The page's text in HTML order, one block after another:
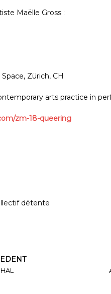
Maëlle Gross :
Zürich, CH
arts practice in
zm-18-queering
détente